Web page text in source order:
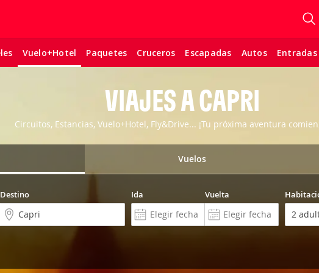
Vuelo+Hotel Paquetes Cruceros Escapadas Autos Entradas
VIAJES A CAPRI
Circuitos, Estancias, Vuelo+Hotel, Fly&Drive... ¡Tu próxima aventura
Vuelos
Destino Ida Vuelta